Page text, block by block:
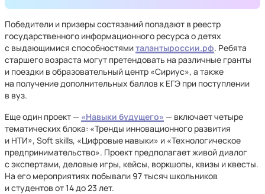
Победители и призеры состязаний попадают в реестр
государственного информационного ресурса о детях
с выдающимися способностямиталантыроссии.рф. Ребята
старшего возраста могут претендовать на различные гранты
и поездки в образовательный центр «Сириус», а также
на получение дополнительных баллов к ЕГЭ при поступлении
в вуз.
Еще один проект — «Навыки будущего» — включает четыре
тематических блока: «Тренды инновационного развития
и НТИ», Soft skills, «Цифровые навыки» и «Технологическое
предпринимательство». Проект предполагает живой диалог
с экспертами, деловые игры, кейсы, воркшопы, квизы и квесты.
На его мероприятиях побывали 97 тысяч школьников
и студентов от 14 до 23 лет.